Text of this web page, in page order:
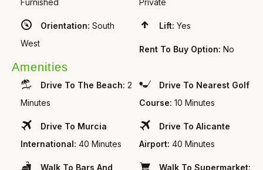
Furnished
Private
Orientation: South
West
Lift: Yes
Rent To Buy Option: No
Amenities
Drive To The Beach: 2
Minutes
Drive To Nearest Golf
Course: 10 Minutes
Drive To Murcia
International: 40 Minutes
Drive To Alicante
Airport: 40 Minutes
Walk To Bars And
Walk To Supermarket: